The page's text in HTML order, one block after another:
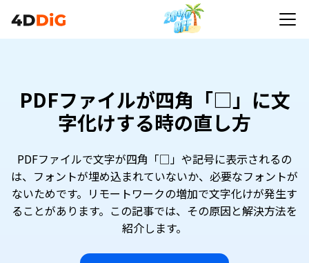
PDFファイルが四角「□」に文
字化けする時の直し方
PDFファイルで文字が四角「□」や記号に表示されるの
は、フォントが埋め込まれていないか、必要なフォントが
ないためです。リモートワークの増加で文字化けが発生す
ることがあります。この記事では、その原因と解決方法を
紹介します。